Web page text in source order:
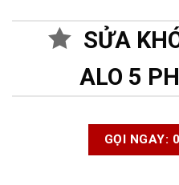
SỬA
ALO 5
GỌI NGAY: